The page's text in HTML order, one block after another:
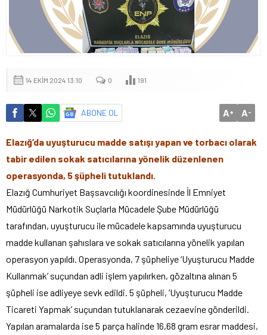
14 EKIM 2024 13:10 0 191
ABONE OL A+ A-
Elazığ’da uyuşturucu madde satışı yapan ve torbacı olarak
tabir edilen sokak satıcılarına yönelik düzenlenen
operasyonda, 5 şüpheli tutuklandı.
Elazığ Cumhuriyet Başsavcılığı koordinesinde İl Emniyet
Müdürlüğü Narkotik Suçlarla Mücadele Şube Müdürlüğü
tarafından, uyuşturucu ile mücadele kapsamında uyuşturucu
madde kullanan şahıslara ve sokak satıcılarına yönelik yapılan
operasyon yapıldı. Operasyonda, 7 şüpheliye ‘Uyuşturucu Madde
Kullanmak’ suçundan adli işlem yapılırken, gözaltına alınan 5
şüpheli ise adliyeye sevk edildi. 5 şüpheli, ‘Uyuşturucu Madde
Ticareti Yapmak’ suçundan tutuklanarak cezaevine gönderildi.
Yapılan aramalarda ise 5 parça halinde 16,68 gram esrar maddesi,